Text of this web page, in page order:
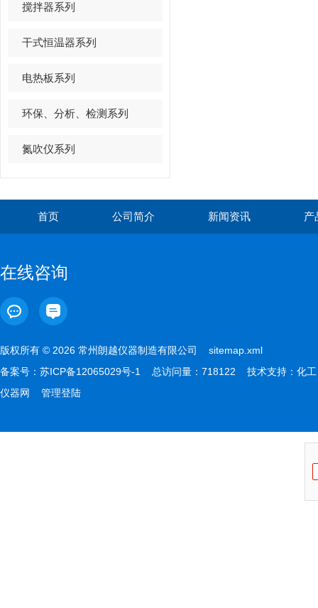
搅拌器系列
干式恒温器系列
电热板系列
环保、分析、检测系列
氮吹仪系列
首页 公司简介 新闻资讯 产
在线咨询
版权所有 © 2026 常州朗越仪器制造有限公司 sitemap.xml
备案号： 苏ICP备12065029号-1 总访问量：718122 技术支持： 化工
仪器网
管理登陆